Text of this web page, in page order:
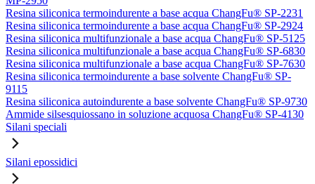
Resina siliconica termoindurente a base acqua ChangFu® SP-2231
Resina siliconica termoindurente a base acqua ChangFu® SP-2924
Resina siliconica multifunzionale a base acqua ChangFu® SP-5125
Resina siliconica multifunzionale a base acqua ChangFu® SP-6830
Resina siliconica multifunzionale a base acqua ChangFu® SP-7630
Resina siliconica termoindurente a base solvente ChangFu® SP-
9115
Resina siliconica autoindurente a base solvente ChangFu® SP-9730
Ammide silsesquiossano in soluzione acquosa ChangFu® SP-4130
Silani speciali
Silani epossidici